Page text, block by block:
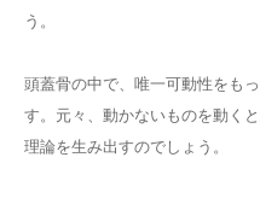
う。
頭蓋骨の中で、唯一可動性をも
す。元々、動かないものを動く
理論を生み出すのでしょう。